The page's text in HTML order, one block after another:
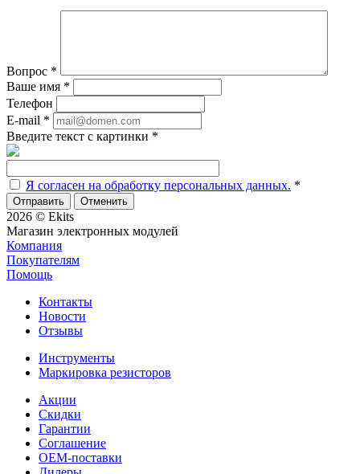
Вопрос *
Ваше имя *
Телефон
E-mail *
Введите текст с картинки *
Я согласен на обработку персональных данных. *
Отменить
2026 © Ekits
Магазин электронных модулей
Компания
Покупателям
Помощь
Контакты
Новости
Отзывы
Инструменты
Маркировка резисторов
Акции
Скидки
Гарантии
Соглашение
OEM-поставки